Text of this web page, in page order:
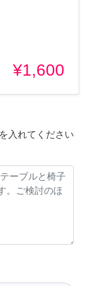
¥1,600
入れてください